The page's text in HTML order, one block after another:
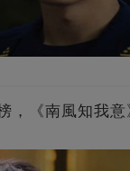
，《南風知我